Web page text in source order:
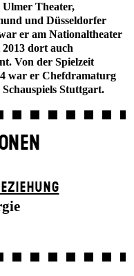
Theater,
und Düsseldorfer
er am Nationaltheater
dort auch
Von der Spielzeit
war er Chefdramaturg
Stuttgart.